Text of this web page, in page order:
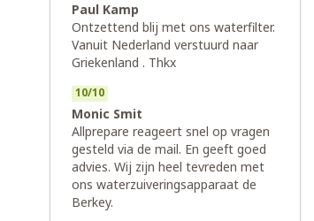
Paul Kamp
Ontzettend blij met ons waterfilter.
Vanuit Nederland verstuurd naar
Griekenland . Thkx
10/10
Monic Smit
Allprepare reageert snel op vragen
gesteld via de mail. En geeft goed
advies. Wij zijn heel tevreden met
ons waterzuiveringsapparaat de
Berkey.